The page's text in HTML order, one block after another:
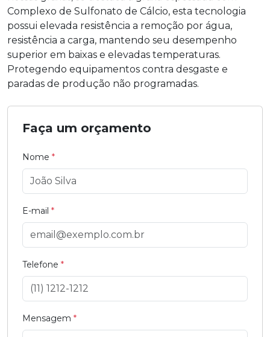
Complexo de Sulfonato de Cálcio, esta tecnologia
possui elevada resistência a remoção por água,
resistência a carga, mantendo seu desempenho
superior em baixas e elevadas temperaturas.
Protegendo equipamentos contra desgaste e
paradas de produção não programadas.
Faça um orçamento
Nome *
E-mail *
Telefone *
Mensagem *